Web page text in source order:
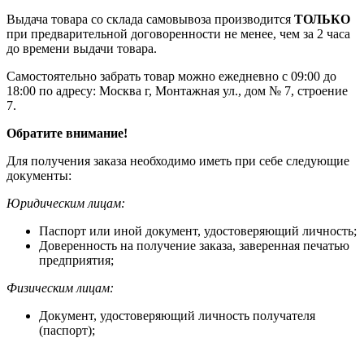
Выдача товара со склада самовывоза производится ТОЛЬКО
при предварительной договоренности не менее, чем за 2 часа
до времени выдачи товара.
Самостоятельно забрать товар можно ежедневно с 09:00 до
18:00 по адресу: Москва г, Монтажная ул., дом № 7, строение
7.
Обратите внимание!
Для получения заказа необходимо иметь при себе следующие
документы:
Юридическим лицам:
Паспорт или иной документ, удостоверяющий личность;
Доверенность на получение заказа, заверенная печатью
предприятия;
Физическим лицам:
Документ, удостоверяющий личность получателя
(паспорт);